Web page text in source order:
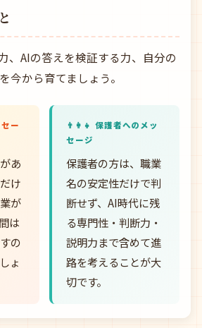
、AIの答えを検証する力、自分の
今から育てましょう。
ー
あ
け
が
は
の
ょ
👨‍👩‍👧 保護者へのメッ
セージ
保護者の方は、職業
名の安定性だけで判
断せず、AI時代に残
る専門性・判断力・
説明力まで含めて進
路を考えることが大
切です。